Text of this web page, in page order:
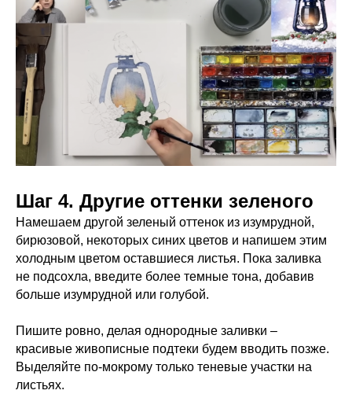
Шаг 4. Другие оттенки зеленого
Намешаем другой зеленый оттенок из изумрудной,
бирюзовой, некоторых синих цветов и напишем этим
холодным цветом оставшиеся листья. Пока заливка
не подсохла, введите более темные тона, добавив
больше изумрудной или голубой.
Пишите ровно, делая однородные заливки –
красивые живописные подтеки будем вводить позже.
Выделяйте по-мокрому только теневые участки на
листьях.